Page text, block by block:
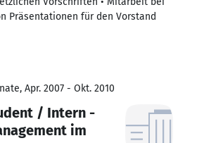
Präsentationen für den Vorstand
Apr. 2007 - Okt. 2010
/ Intern -
im